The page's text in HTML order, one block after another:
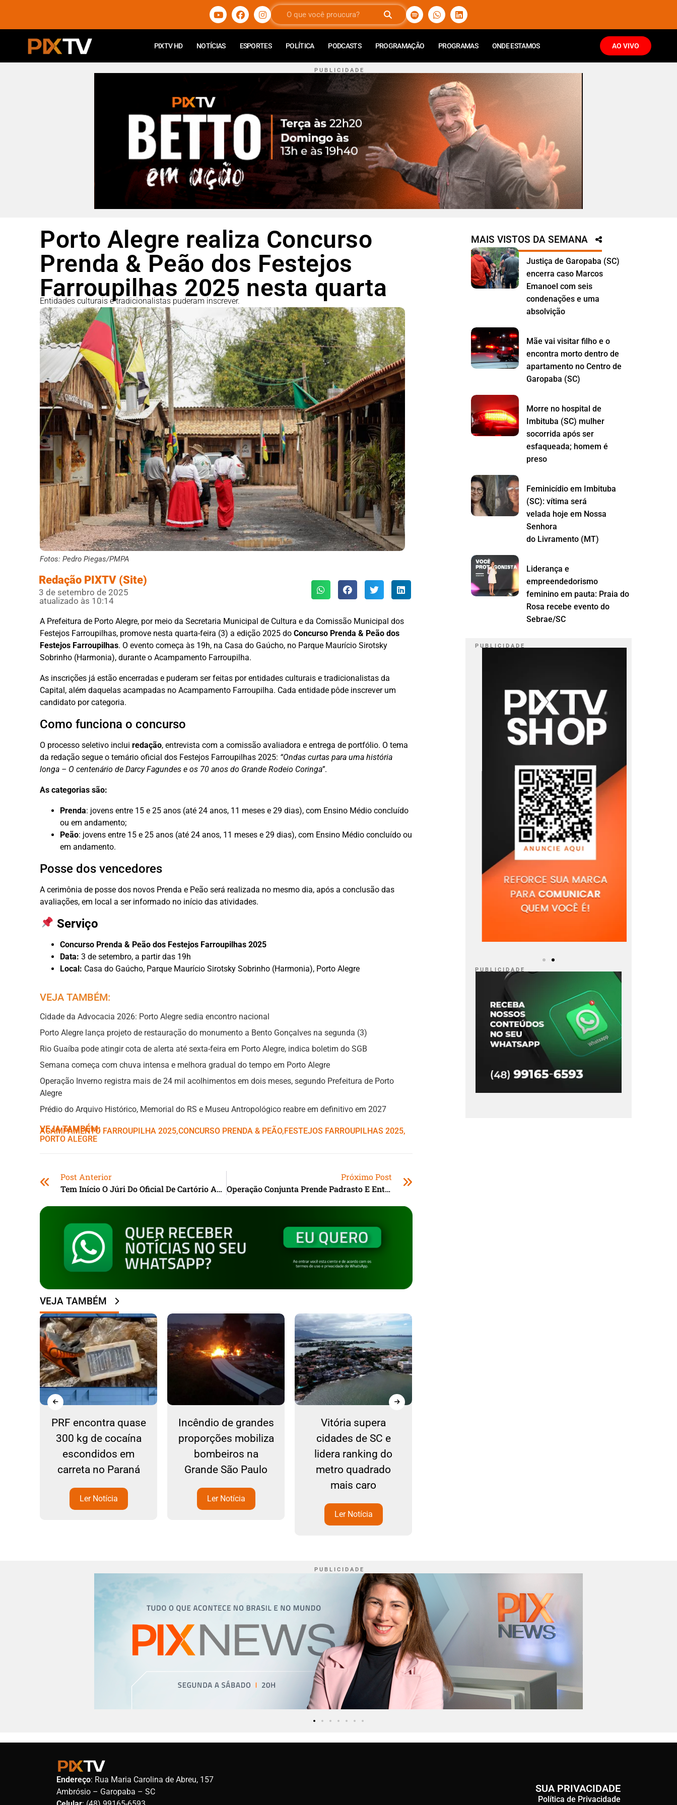
PIXTV HD NOTÍCIAS ESPORTES POLÍTICA PODCASTS PROGRAMAÇÃO PROGRAMAS ONDE ESTAMOS AO VIVO
P U B L I C I D A D E
Porto Alegre realiza Concurso
Prenda & Peão dos Festejos
Farroupilhas 2025 nesta quarta
Entidades culturais e tradicionalistas puderam inscrever.
Fotos: Pedro Piegas/PMPA
Redação PIXTV (Site)
3 de setembro de 2025
atualizado às 10:14
A Prefeitura de Porto Alegre, por meio da Secretaria Municipal de Cultura e da Comissão Municipal dos
Festejos Farroupilhas, promove nesta quarta-feira (3) a edição 2025 doConcurso Prenda & Peão dos
Festejos Farroupilhas. O evento começa às 19h, na Casa do Gaúcho, no Parque Maurício Sirotsky
Sobrinho (Harmonia), durante o Acampamento Farroupilha.
As inscrições já estão encerradas e puderam ser feitas por entidades culturais e tradicionalistas da
Capital, além daquelas acampadas no Acampamento Farroupilha. Cada entidade pôde inscrever um
candidato por categoria.
Como funciona o concurso
O processo seletivo incluiredação, entrevista com a comissão avaliadora e entrega de portfólio. O tema
da redação segue o temário oficial dos Festejos Farroupilhas 2025: “Ondas curtas para uma história
longa – O centenário de Darcy Fagundes e os 70 anos do Grande Rodeio Coringa”.
As categorias são:
Prenda: jovens entre 15 e 25 anos (até 24 anos, 11 meses e 29 dias), com Ensino Médio concluído
ou em andamento;
Peão: jovens entre 15 e 25 anos (até 24 anos, 11 meses e 29 dias), com Ensino Médio concluído ou
em andamento.
Posse dos vencedores
A cerimônia de posse dos novos Prenda e Peão será realizada no mesmo dia, após a conclusão das
avaliações, em local a ser informado no início das atividades.
Serviço
Concurso Prenda & Peão dos Festejos Farroupilhas 2025
Data: 3 de setembro, a partir das 19h
Local: Casa do Gaúcho, Parque Maurício Sirotsky Sobrinho (Harmonia), Porto Alegre
VEJA TAMBÉM:
Cidade da Advocacia 2026: Porto Alegre sedia encontro nacional
Porto Alegre lança projeto de restauração do monumento a Bento Gonçalves na segunda (3)
Rio Guaíba pode atingir cota de alerta até sexta-feira em Porto Alegre, indica boletim do SGB
Semana começa com chuva intensa e melhora gradual do tempo em Porto Alegre
Operação Inverno registra mais de 24 mil acolhimentos em dois meses, segundo Prefeitura de Porto
Alegre
Prédio do Arquivo Histórico, Memorial do RS e Museu Antropológico reabre em definitivo em 2027
VEJA TAMBÉM:
ACAMPAMENTO FARROUPILHA 2025,ㅤCONCURSO PRENDA & PEÃO,ㅤFESTEJOS FARROUPILHAS 2025,ㅤ
PORTO ALEGRE
Post Anterior
Tem Início O Júri Do Oficial De Cartório Acusado De Matar A Namorada Em Imbituba (SC)
Próximo Post
Operação Conjunta Prende Padrasto E Enteado Por Estupro De Vulnerável Em Garopaba (SC)
VEJA TAMBÉM
PRF encontra quase
300 kg de cocaína
escondidos em
carreta no Paraná
Ler Notícia
Incêndio de grandes
proporções mobiliza
bombeiros na
Grande São Paulo
Ler Notícia
Vitória supera
cidades de SC e
lidera ranking do
metro quadrado
mais caro
Ler Notícia
MAIS VISTOS DA SEMANA
Justiça de Garopaba (SC)
encerra caso Marcos
Emanoel com seis
condenações e uma
absolvição
Mãe vai visitar filho e o
encontra morto dentro de
apartamento no Centro de
Garopaba (SC)
Morre no hospital de
Imbituba (SC) mulher
socorrida após ser
esfaqueada; homem é
preso
Feminicídio em Imbituba
(SC): vítima será
velada hoje em Nossa
Senhora
do Livramento (MT)
Liderança e
empreendedorismo
feminino em pauta: Praia do
Rosa recebe evento do
Sebrae/SC
P U B L I C I D A D E
P U B L I C I D A D E
P U B L I C I D A D E
Endereço: Rua Maria Carolina de Abreu, 157
Ambrósio – Garopaba – SC
SUA PRIVACIDADE
Política de Privacidade